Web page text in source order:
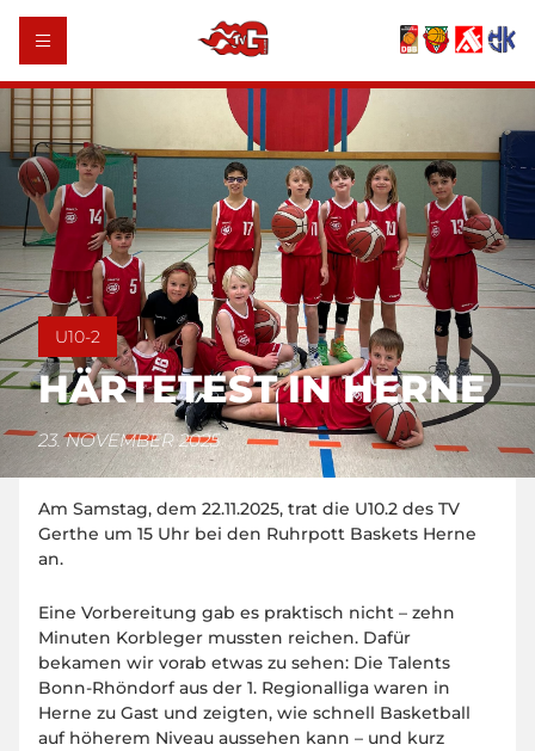
U10-2
HÄRTETEST IN HERNE
23. NOVEMBER 2025
Am Samstag, dem 22.11.2025, trat die U10.2 des TV
Gerthe um 15 Uhr bei den Ruhrpott Baskets Herne
an.
Eine Vorbereitung gab es praktisch nicht – zehn
Minuten Korbleger mussten reichen. Dafür
bekamen wir vorab etwas zu sehen: Die Talents
Bonn-Rhöndorf aus der 1. Regionalliga waren in
Herne zu Gast und zeigten, wie schnell Basketball
auf höherem Niveau aussehen kann – und kurz